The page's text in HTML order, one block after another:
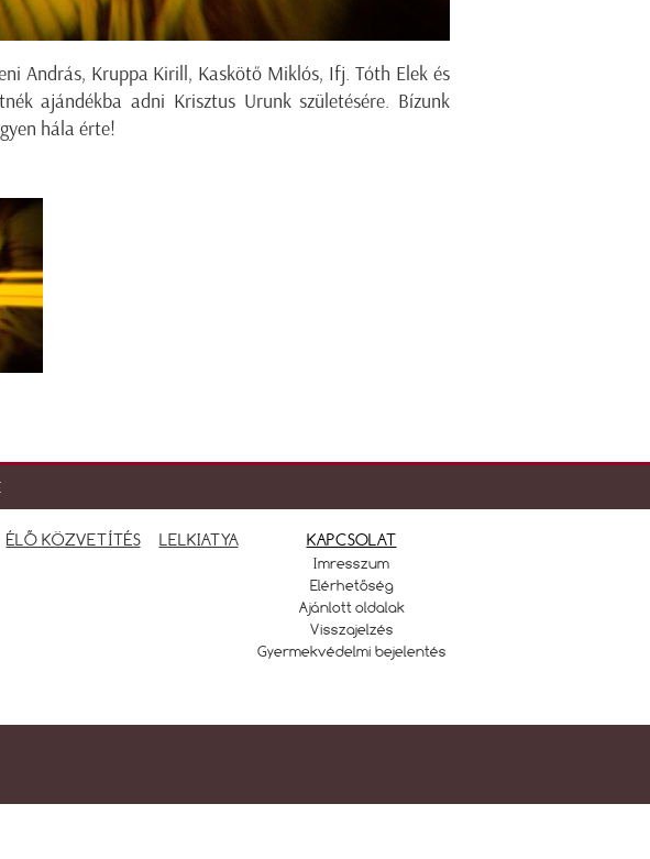
András, Kruppa Kirill, Kaskötő Miklós, Ifj. Tóth Elek és
ajándékba adni Krisztus Urunk születésére. Bízunk
hála érte!
ÉLŐ KÖZVETÍTÉS LELKIATYA KAPCSOLAT
Imresszum
Elérhetőség
Ajánlott oldalak
Visszajelzés
Gyermekvédelmi bejelentés